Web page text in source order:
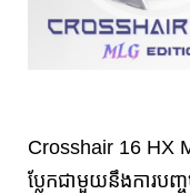
Crosshair 16 HX
ប្លែកជាមួយនឹងការប